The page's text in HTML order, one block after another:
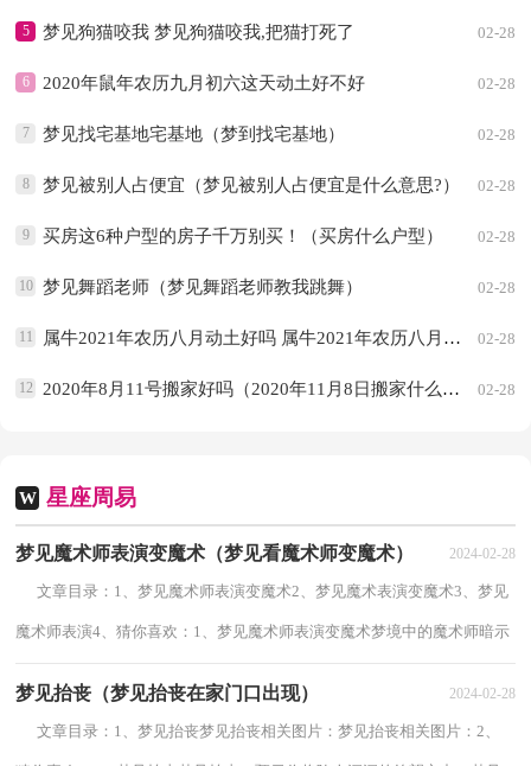
5 02-28
梦见狗猫咬我 梦见狗猫咬我,把猫打死了
6 02-28
2020年鼠年农历九月初六这天动土好不好
7 02-28
梦见找宅基地宅基地（梦到找宅基地）
8 02-28
梦见被别人占便宜（梦见被别人占便宜是什么意思?）
9 02-28
买房这6种户型的房子千万别买！（买房什么户型）
10 02-28
梦见舞蹈老师（梦见舞蹈老师教我跳舞）
11 02-28
属牛2021年农历八月动土好吗 属牛2021年农历八月动土好吗
12 02-28
2020年8月11号搬家好吗（2020年11月8日搬家什么时辰好）
W 星座周易
梦见魔术师表演变魔术（梦见看魔术师变魔术） 2024-02-28
文章目录：1、梦见魔术师表演变魔术2、梦见魔术表演变魔术3、梦见
魔术师表演4、猜你喜欢：1、梦见魔术师表演变魔术梦境中的魔术师暗示
梦见抬丧（梦见抬丧在家门口出现） 2024-02-28
文章目录：1、梦见抬丧梦见抬丧相关图片：梦见抬丧相关图片：2、